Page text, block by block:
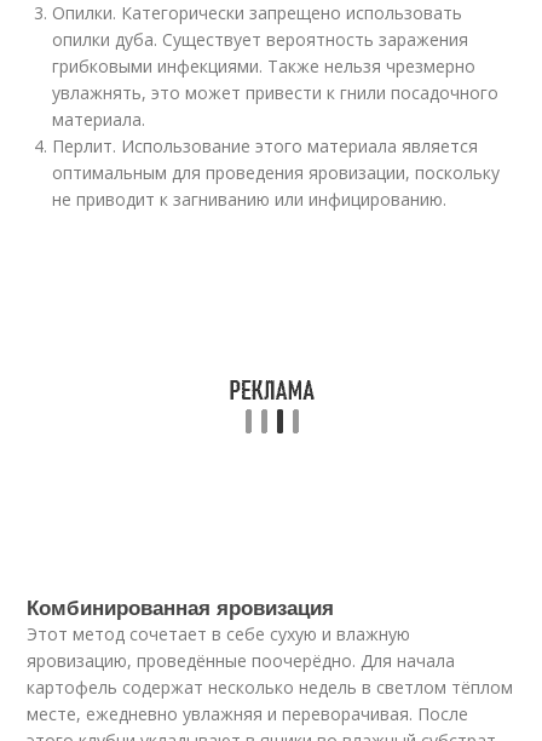
Опилки. Категорически запрещено использовать
опилки дуба. Существует вероятность заражения
грибковыми инфекциями. Также нельзя чрезмерно
увлажнять, это может привести к гнили посадочного
материала.
Перлит. Использование этого материала является
оптимальным для проведения яровизации, поскольку
не приводит к загниванию или инфицированию.
Комбинированная яровизация
Этот метод сочетает в себе сухую и влажную
яровизацию, проведённые поочерёдно. Для начала
картофель содержат несколько недель в светлом тёплом
месте, ежедневно увлажняя и переворачивая. После